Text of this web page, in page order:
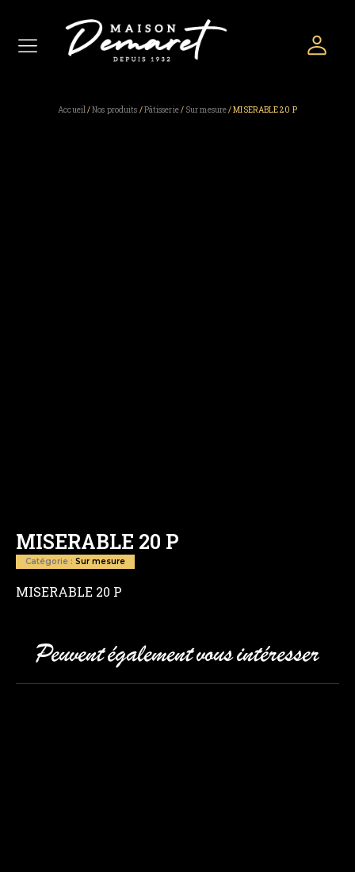
Accueil/Nos produits /Pâtisserie/ Sur mesure/ MISERABLE 20 P
MISERABLE 20 P
Catégorie : Sur mesure
MISERABLE 20 P
Peuvent également vous intéresser